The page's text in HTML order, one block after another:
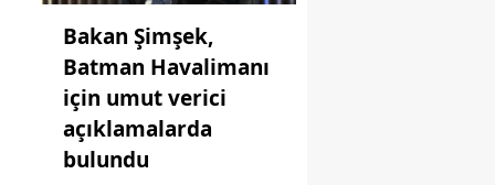
Bakan Şimşek,
Batman Havalimanı
için umut verici
açıklamalarda
bulundu